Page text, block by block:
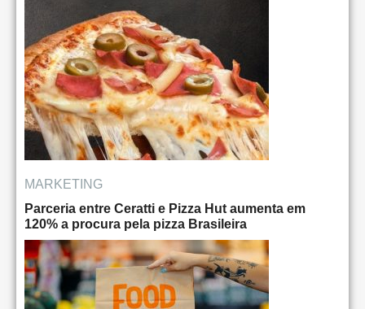
MARKETING
Parceria entre Ceratti e Pizza Hut aumenta em
120% a procura pela pizza Brasileira